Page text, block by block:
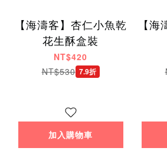
【海濤客】杏仁小魚乾
花生酥盒裝
NT$420
NT$530 7.9折
加入購物車
【